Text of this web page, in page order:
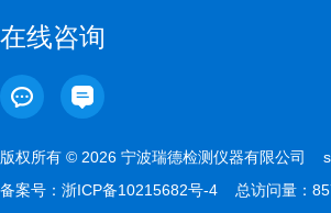
在线咨询
版权所有 © 2026 宁波瑞德检测仪器有限公司
备案号： 浙ICP备10215682号-4 总访问量：